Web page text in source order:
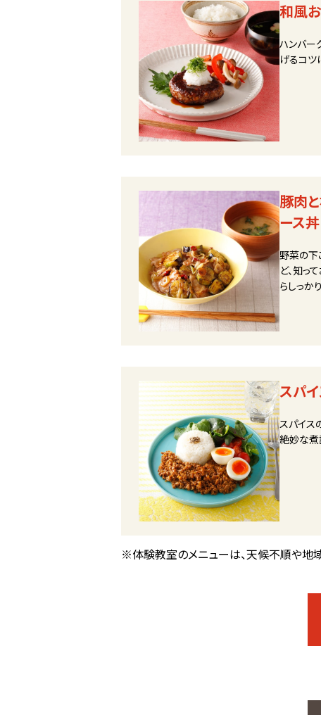
和風
ハンバー
げるコツ
豚肉
ース丼
野菜の下
ど、知っ
らしっか
スパ
スパイス
絶妙な煮
※体験教室のメニューは、天候不順や地